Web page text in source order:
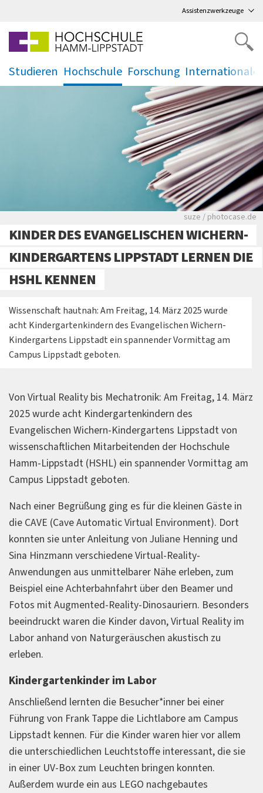
Assistenzwerkzeuge
Studieren
.
Hochschule
.
Forschung
. .
Viele Zeitungen.
suze / photocase.de
KINDER DES EVANGELISCHEN WICHERN-
KINDERGARTENS LIPPSTADT LERNEN DIE
HSHL KENNEN
Wissenschaft hautnah: Am Freitag, 14. März 2025 wurde
acht Kindergartenkindern des Evangelischen Wichern-
Kindergartens Lippstadt ein spannender Vormittag am
Campus Lippstadt geboten.
Von Virtual Reality bis Mechatronik: Am Freitag, 14. März
2025 wurde acht Kindergartenkindern des
Evangelischen Wichern-Kindergartens Lippstadt von
wissenschaftlichen Mitarbeitenden der Hochschule
Hamm-Lippstadt (HSHL) ein spannender Vormittag am
Campus Lippstadt geboten.
Nach einer Begrüßung ging es für die kleinen Gäste in
die CAVE (Cave Automatic Virtual Environment). Dort
konnten sie unter Anleitung von Juliane Henning und
Sina Hinzmann verschiedene Virtual-Reality-
Anwendungen aus unmittelbarer Nähe erleben, zum
Beispiel eine Achterbahnfahrt über den Beamer und
Fotos mit Augmented-Reality-Dinosauriern. Besonders
beeindruckt waren die Kinder davon, Virtual Reality im
Labor anhand von Naturgeräuschen akustisch zu
erleben.
Kindergartenkinder im Labor
Anschließend lernten die Besucher*inner bei einer
Führung von Frank Tappe die Lichtlabore am Campus
Lippstadt kennen. Für die Kinder waren hier vor allem
die unterschiedlichen Leuchtstoffe interessant, die sie
in einer UV-Box zum Leuchten bringen konnten.
Außerdem wurde ein aus LEGO nachgebautes